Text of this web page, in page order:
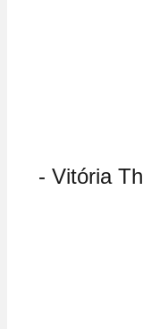
- Vitória